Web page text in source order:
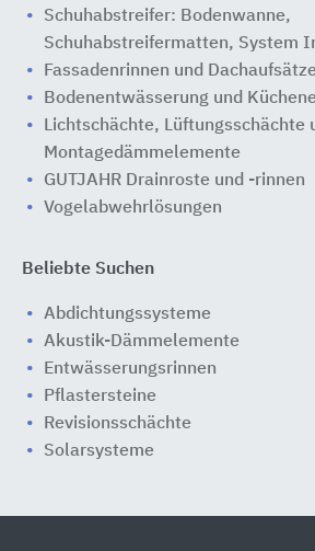
Schuhabstreifer: Bodenwanne,
Schuhabstreifermatten, System
Fassadenrinnen und
Bodenentwässerung und
Lichtschächte, Lüftungsschächte
Montagedämmelemente
GUTJAHR Drainroste und -rinnen
Vogelabwehrlösungen
Beliebte Suchen
Abdichtungssysteme
Akustik-Dämmelemente
Entwässerungsrinnen
Pflastersteine
Revisionsschächte
Solarsysteme